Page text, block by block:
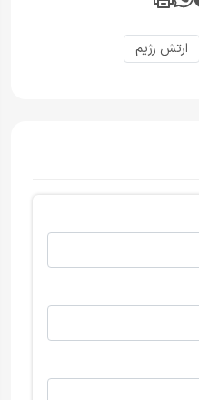
ارتش رژیم